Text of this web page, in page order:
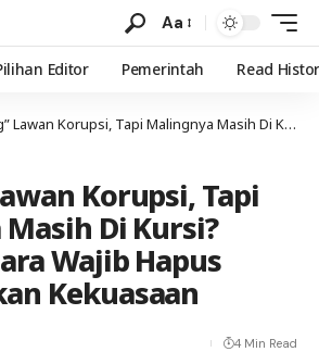
Aa
Editor Pemerintah Read
Tapi Malingnya Masih Di Kursi? Islam: Negara Wajib Hapus Kemunafikan Kekuasaan
Korupsi, Tapi
Di Kursi?
Wajib Hapus
Kekuasaan
4 Min Read